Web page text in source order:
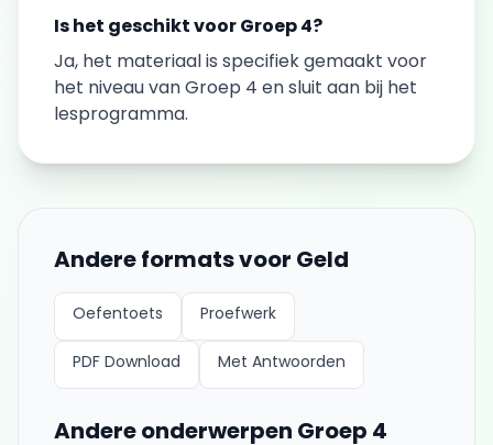
Is het geschikt voorGroep 4?
Ja, het materiaal is specifiek gemaakt voor
het niveau vanGroep 4 en sluit aan bij het
lesprogramma.
Andere formats voor Geld
Oefentoets Proefwerk
PDF Download Met Antwoorden
Andere onderwerpen Groep 4